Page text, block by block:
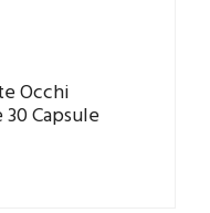
Occhi
Capsule